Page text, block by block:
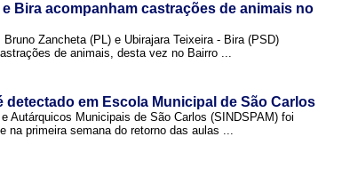
Bira acompanham castrações de animais no
Zancheta (PL) e Ubirajara Teixeira - Bira (PSD)
de animais, desta vez no Bairro ...
detectado em Escola Municipal de São Carlos
Autárquicos Municipais de São Carlos (SINDSPAM) foi
na primeira semana do retorno das aulas ...